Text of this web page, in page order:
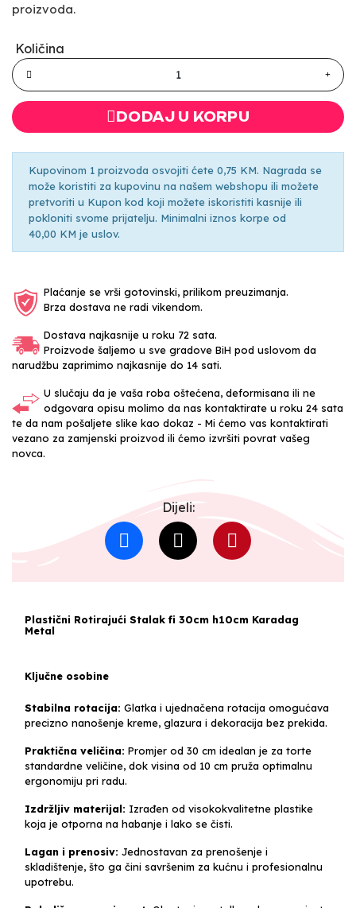
proizvoda.
Količina
DODAJ U KORPU
Kupovinom 1 proizvoda osvojiti ćete 0,75 KM. Nagrada se
može koristiti za kupovinu na našem webshopu ili možete
pretvoriti u Kupon kod koji možete iskoristiti kasnije ili
pokloniti svome prijatelju. Minimalni iznos korpe od
40,00 KM je uslov.
Plaćanje se vrši gotovinski, prilikom preuzimanja.
Brza dostava ne radi vikendom.
Dostava najkasnije u roku 72 sata.
Proizvode šaljemo u sve gradove BiH pod uslovom da
narudžbu zaprimimo najkasnije do 14 sati.
U slučaju da je vaša roba oštećena, deformisana ili ne
odgovara opisu molimo da nas kontaktirate u roku 24 sata
te da nam pošaljete slike kao dokaz - Mi ćemo vas kontaktirati
vezano za zamjenski proizvod ili ćemo izvršiti povrat vašeg
novca.
Dijeli:
Plastični Rotirajući Stalak fi 30cm h10cm Karadag
Metal
Ključne osobine
Stabilna rotacija: Glatka i ujednačena rotacija omogućava
precizno nanošenje kreme, glazura i dekoracija bez prekida.
Praktična veličina: Promjer od 30 cm idealan je za torte
standardne veličine, dok visina od 10 cm pruža optimalnu
ergonomiju pri radu.
Izdržljiv materijal: Izrađen od visokokvalitetne plastike
koja je otporna na habanje i lako se čisti.
Lagan i prenosiv: Jednostavan za prenošenje i
skladištenje, što ga čini savršenim za kućnu i profesionalnu
upotrebu.